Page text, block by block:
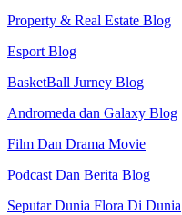
Property & Real Estate Blog
Esport Blog
BasketBall Jurney Blog
Andromeda dan Galaxy Blog
Film Dan Drama Movie
Podcast Dan Berita Blog
Seputar Dunia Flora Di Dunia